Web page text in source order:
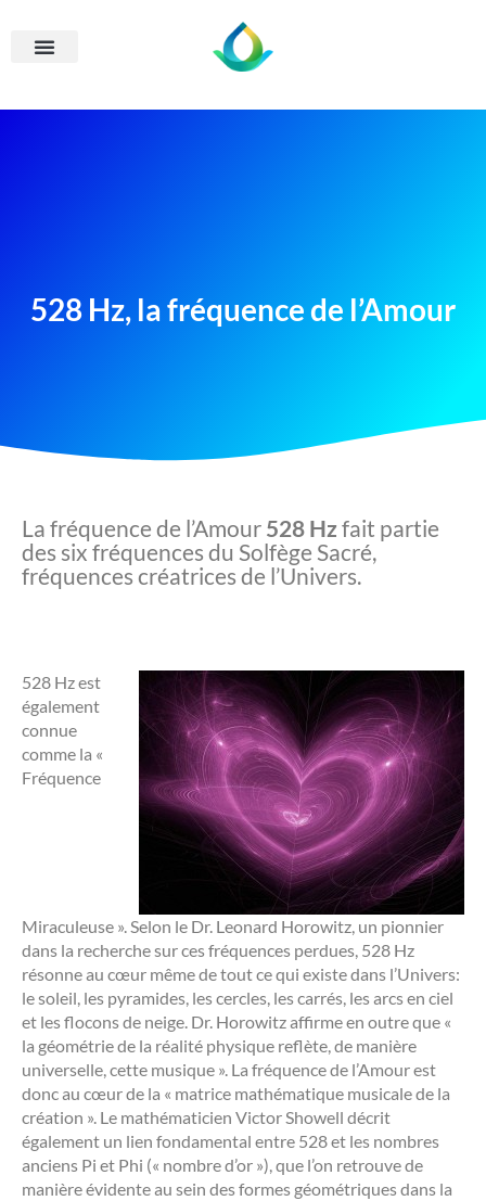
528 Hz, la fréquence de l’Amour
La fréquence de l’Amour 528 Hz fait partie
des six fréquences du Solfège Sacré,
fréquences créatrices de l’Univers.
528 Hz est
également
connue
comme la «
Fréquence
Miraculeuse ». Selon le Dr. Leonard Horowitz, un pionnier
dans la recherche sur ces fréquences perdues, 528 Hz
résonne au cœur même de tout ce qui existe dans l’Univers:
le soleil, les pyramides, les cercles, les carrés, les arcs en ciel
et les flocons de neige. Dr. Horowitz affirme en outre que «
la géométrie de la réalité physique reflète, de manière
universelle, cette musique ». La fréquence de l’Amour est
donc au cœur de la « matrice mathématique musicale de la
création ». Le mathématicien Victor Showell décrit
également un lien fondamental entre 528 et les nombres
anciens Pi et Phi (« nombre d’or »), que l’on retrouve de
manière évidente au sein des formes géométriques dans la